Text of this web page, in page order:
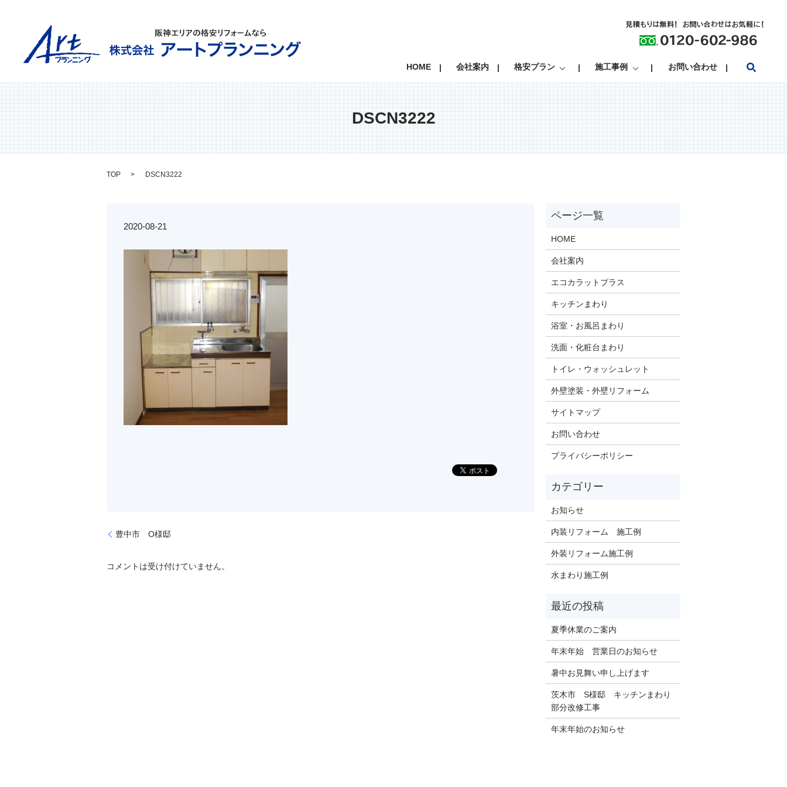
HOME 会社案内 格安プラン 施工事例 お問い合わせ
DSCN3222
TOP DSCN3222
2020-08-21
豊中市 O様邸
コメントは受け付けていません。
HOME
会社案内
エコカラットプラス
キッチンまわり
浴室・お風呂まわり
洗面・化粧台まわり
トイレ・ウォッシュレット
外壁塗装・外壁リフォーム
サイトマップ
お問い合わせ
プライバシーポリシー
お知らせ
内装リフォーム 施工例
外装リフォーム施工例
水まわり施工例
夏季休業のご案内
年末年始 営業日のお知らせ
暑中お見舞い申し上げます
茨木市 S様邸 キッチンまわり
部分改修工事
年末年始のお知らせ